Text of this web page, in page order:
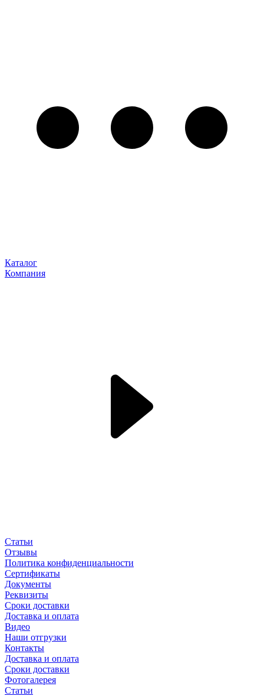
Каталог
Компания
Статьи
Отзывы
Политика конфиденциальности
Сертификаты
Документы
Реквизиты
Сроки доставки
Доставка и оплата
Видео
Наши отгрузки
Контакты
Доставка и оплата
Сроки доставки
Фотогалерея
Статьи